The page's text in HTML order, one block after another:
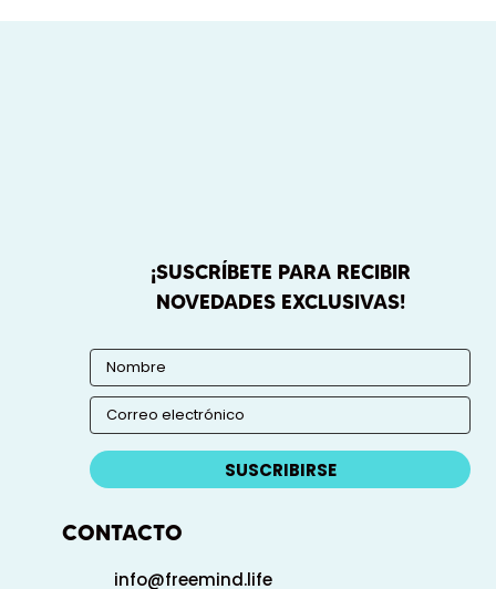
¡SUSCRÍBETE PARA RECIBIR
NOVEDADES EXCLUSIVAS!
SUSCRIBIRSE
CONTACTO
info@freemind.life